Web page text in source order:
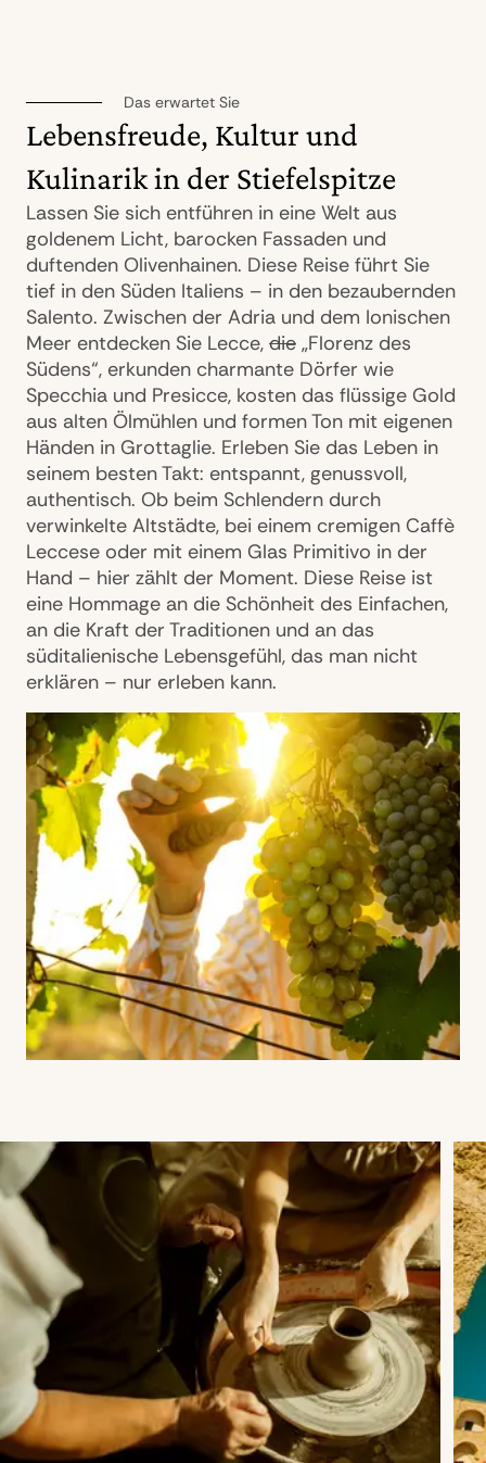
Das erwartet Sie
Lebensfreude, Kultur und
Kulinarik in der Stiefelspitze
Lassen Sie sich entführen in eine Welt aus
goldenem Licht, barocken Fassaden und
duftenden Olivenhainen. Diese Reise führt Sie
tief in den Süden Italiens – in den bezaubernden
Salento. Zwischen der Adria und dem Ionischen
Meer entdecken Sie Lecce, die „Florenz des
Südens“, erkunden charmante Dörfer wie
Specchia und Presicce, kosten das flüssige Gold
aus alten Ölmühlen und formen Ton mit eigenen
Händen in Grottaglie. Erleben Sie das Leben in
seinem besten Takt: entspannt, genussvoll,
authentisch. Ob beim Schlendern durch
verwinkelte Altstädte, bei einem cremigen Caffè
Leccese oder mit einem Glas Primitivo in der
Hand – hier zählt der Moment. Diese Reise ist
eine Hommage an die Schönheit des Einfachen,
an die Kraft der Traditionen und an das
süditalienische Lebensgefühl, das man nicht
erklären – nur erleben kann.